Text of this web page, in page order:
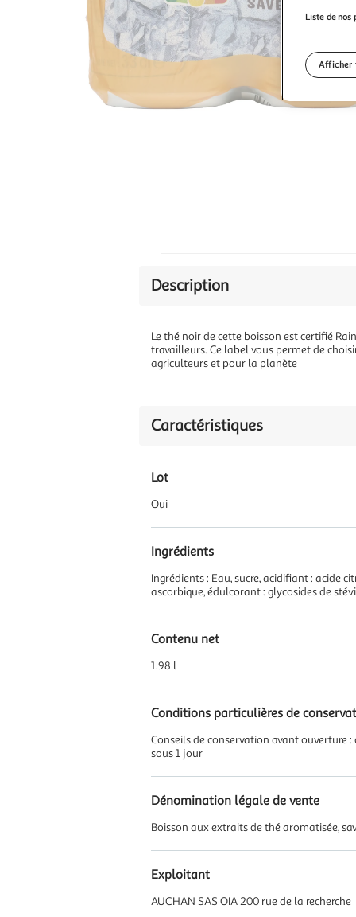
Description
Le thé noir de cette boisson est certifié
travailleurs. Ce label vous permet de
agriculteurs et pour la planète
Caractéristiques
Lot
Oui
Ingrédients
Ingrédients : Eau, sucre, acidifiant : acide
ascorbique, édulcorant : glycosides de
Contenu net
1.98 l
Conditions particulières de
Conseils de conservation avant ouverture
sous 1 jour
Dénomination légale de vente
Boisson aux extraits de thé aromatisée,
Exploitant
AUCHAN SAS OIA 200 rue de la recherche
Liste de nos
Afficher